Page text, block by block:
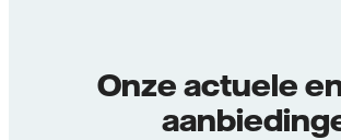
Onze actuele